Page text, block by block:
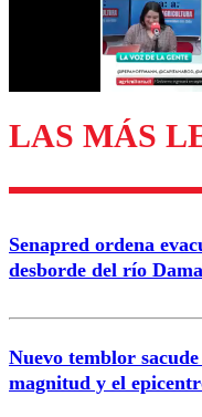
LAS MÁS
Senapred ordena
desborde del río
Nuevo temblor
magnitud y el